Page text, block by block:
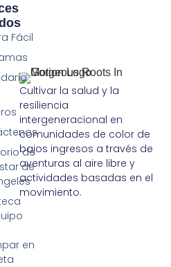
Cultivar la salud y la
resiliencia
intergeneracional en
comunidades de color de
bajos ingresos a través de
aventuras al aire libre y
actividades basadas en el
movimiento.
Fácil
de
de
en